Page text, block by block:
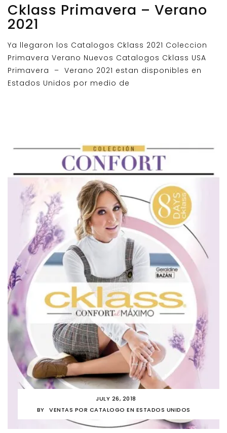
Cklass Primavera – Verano
2021
Ya llegaron los Catalogos Cklass 2021 Coleccion
Primavera Verano Nuevos Catalogos Cklass USA
Primavera – Verano 2021 estan disponibles en
Estados Unidos por medio de
JULY 26, 2018
BY
VENTAS POR CATALOGO EN ESTADOS UNIDOS